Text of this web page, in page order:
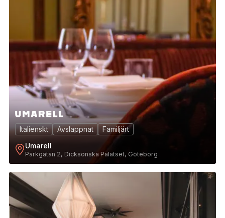
Italienskt Avslappnat
Familjärt
Umarell
Parkgatan 2, Dicksonska Palatset, Göteborg
4